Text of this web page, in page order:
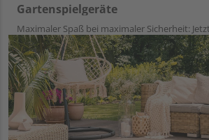
Gartenspielgeräte
Maximaler Spaß bei maximaler Sicherheit: